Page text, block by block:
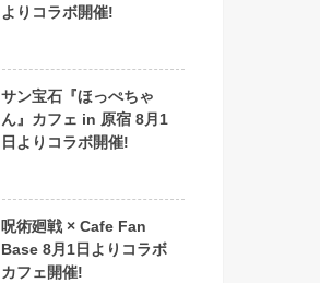
よりコラボ開催!
サン宝石『ほっぺちゃ
ん』カフェ in 原宿 8月1
日よりコラボ開催!
呪術廻戦 × Cafe Fan
Base 8月1日よりコラボ
カフェ開催!